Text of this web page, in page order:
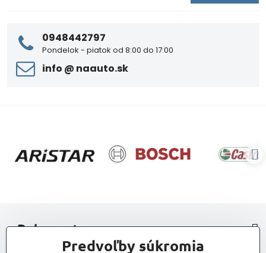
0948442797
Pondelok - piatok od 8:00 do 17:00
info ​@ naauto​.sk
> Dokumenty
Predvoľby súkromia